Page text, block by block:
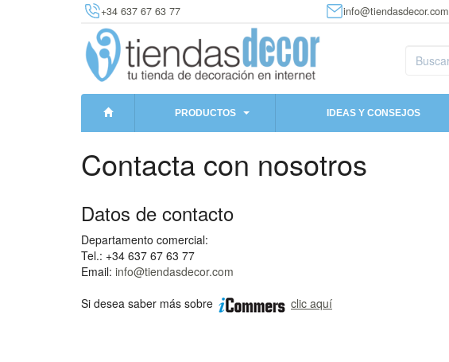
+34 637 67 63 77 info@tiendasdecor.com
PRODUCTOS IDEAS Y CONSEJOS
Contacta con nosotros
Datos de contacto
Departamento comercial:
Tel.: +34 637 67 63 77
Email: info@tiendasdecor.com
Si desea saber más sobre
clic aquí